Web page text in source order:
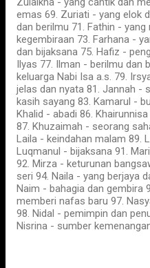
emas 69. Zuriati - yang elok
dan berilmu 71. Fathin -
kegembiraan 73. Farhana -
dan bijaksana 75. Hafiz -
Ilyas 77. Ilman - berilmu dan
keluarga Nabi Isa a.s. 79.
jelas dan nyata 81. Jannah -
kasih sayang 83. Kamarul -
Khalid - abadi 86.
87. Khuzaimah - seorang
Laila - keindahan malam 89.
Luqmanul - bijaksana 91.
92. Mirza - keturunan
seri 94. Naila - yang berjaya
Naim - bahagia dan gembira
memberi nafas baru 97.
98. Nidal - pemimpin dan
Nisrina - sumber